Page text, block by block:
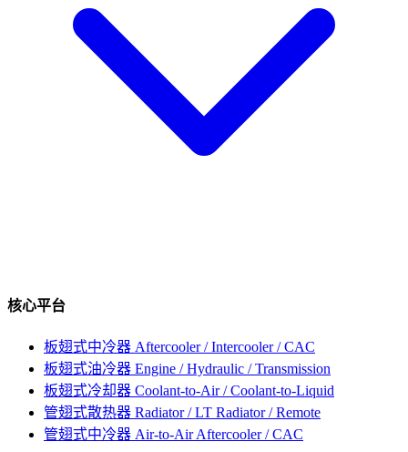
核心平台
板翅式中冷器 Aftercooler / Intercooler / CAC
板翅式油冷器 Engine / Hydraulic / Transmission
板翅式冷却器 Coolant-to-Air / Coolant-to-Liquid
管翅式散热器 Radiator / LT Radiator / Remote
管翅式中冷器 Air-to-Air Aftercooler / CAC